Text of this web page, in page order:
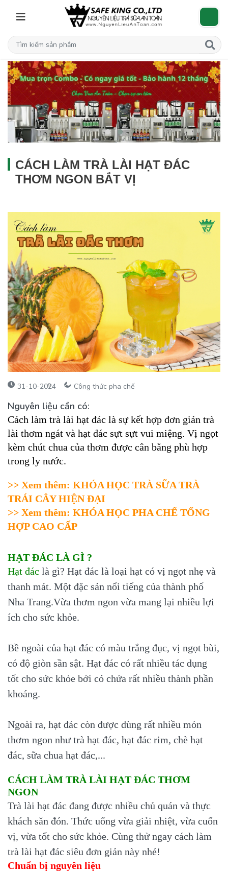
CÁCH LÀM TRÀ LÀI HẠT ĐÁC
THƠM NGON BẮT VỊ
31-10-2024 Công thức pha chế
Nguyên liệu cần có:
Cách làm trà lài hạt đác là sự kết hợp đơn giản trà
lài thơm ngát và hạt đác sựt sựt vui miệng. Vị ngọt
kèm chút chua của thơm được cân bằng phù hợp
trong ly nước.
>> Xem thêm: KHÓA HỌC TRÀ SỮA TRÀ
TRÁI CÂY HIỆN ĐẠI
>> Xem thêm: KHÓA HỌC PHA CHẾ TỔNG
HỢP CAO CẤP
HẠT ĐÁC LÀ GÌ ?
Hạt đác là gì? Hạt đác là loại hạt có vị ngọt nhẹ và
thanh mát. Một đặc sản nổi tiếng của thành phố
Nha Trang.Vừa thơm ngon vừa mang lại nhiều lợi
ích cho sức khỏe.
Bề ngoài của hạt đác có màu trắng đục, vị ngọt bùi,
có độ giòn sần sật. Hạt đác có rất nhiều tác dụng
tốt cho sức khỏe bởi có chứa rất nhiều thành phần
khoáng.
Ngoài ra, hạt đác còn được dùng rất nhiều món
thơm ngon như trà hạt đác, hạt đác rim, chè hạt
đác, sữa chua hạt đác,...
CÁCH LÀM TRÀ LÀI HẠT ĐÁC THƠM
NGON
Trà lài hạt đác đang được nhiều chủ quán và thực
khách săn đón. Thức uống vừa giải nhiệt, vừa cuốn
vị, vừa tốt cho sức khỏe. Cùng thử ngay cách làm
trà lài hạt đác siêu đơn giản này nhé!
Chuẩn bị nguyên liệu